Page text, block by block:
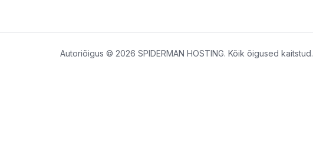
Autoriõigus © 2026 SPIDERMAN HOSTING. Kõik õigused kaitstud.